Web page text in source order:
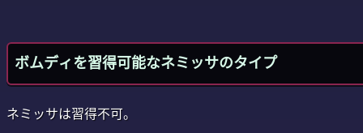
ボムディを習得可能なネミッサのタイプ
ネミッサは習得不可。